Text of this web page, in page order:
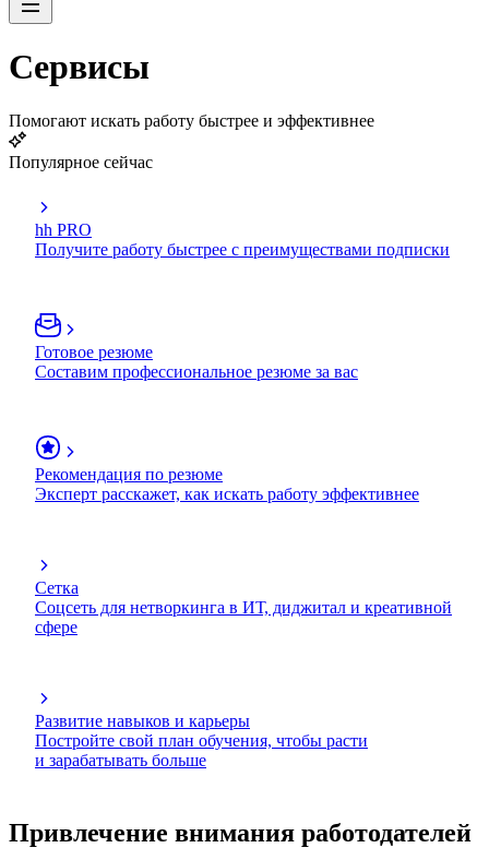
Сервисы
Помогают искать работу быстрее и эффективнее
Популярное сейчас
hh PRO
Получите работу быстрее с преимуществами подписки
Готовое резюме
Составим профессиональное резюме за вас
Рекомендация по резюме
Эксперт расскажет, как искать работу эффективнее
Сетка
Соцсеть для нетворкинга в ИТ, диджитал и креативной
сфере
Развитие навыков и карьеры
Постройте свой план обучения, чтобы расти
и зарабатывать больше
Привлечение внимания работодателей